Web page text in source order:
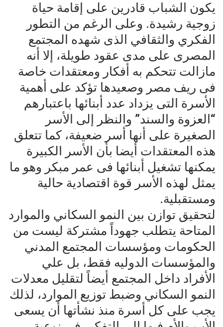
يكون الشباب قادرين على إقامة حياة
زوجية رشيدة. وعلى الرغم من التطور
الفكري والثقافي الذى شهده المجتمع
المصرى على مدى عقود طويلة، إلا أنه
مازالت تتحكم به أفكار ومعتقدات خاصة
فى ريف مصر وصعيدها تؤكد على أهمية
الأسرة التى يزداد عدد أبنائها باعتبارهم
“العزوة والسند” والنظر إلى الأسر
الصغيرة على أنها أسر ضعيفة، كما تتعلق
هذه المعتقدات أيضا بأن الأسر الكبيرة
يمكنها تشغيل أبنائها فى عمر مبكر وهو ما
يمثل لهذه الأسر قوة اقتصادية حالية
ومستقبلية.
لتحقيق توازن بين النمو السكاني والموارد
المتاحة يتطلب جهوداً مشتركة ليست من
الحكومات ومؤسسات المجتمع المدني
والمؤسسات الدوليه فقط، بل علي
الأفراد داخل المجتمع أيضاً لتقليل معدلات
النمو السكاني وضبط توزيع الموارد، لذلك
يجب على كل أسرة منذ نشأتها أن يسعى